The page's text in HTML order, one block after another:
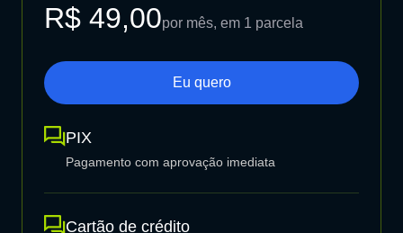
R$ 49,00por mês, em 1 parcela
Eu quero
PIX
Pagamento com aprovação imediata
Cartão de crédito